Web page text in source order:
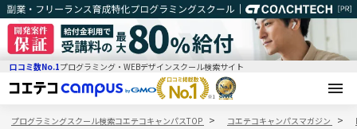
口コミ数No.1プログラミング・WEBデザインスクール検索サイト
プログラミングスクール検索コエテコキャンパスTOP コエテコキャンパスマガジン